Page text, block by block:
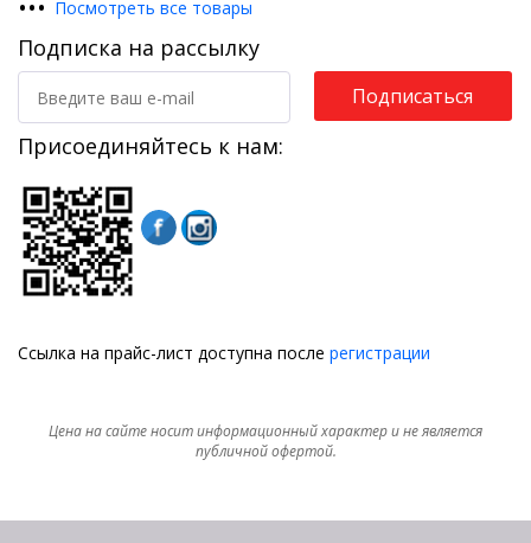
••• Посмотреть все товары
Подписка на рассылку
Подписаться
Присоединяйтесь к нам:
Ссылка на прайс-лист доступна после регистрации
Цена на сайте носит информационный характер и не является
публичной офертой.